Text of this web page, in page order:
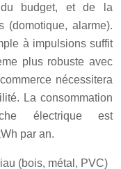
budget, et de la
(domotique, alarme).
à impulsions suffit
plus robuste avec
nécessitera
La consommation
électrique est
par an.
(bois, métal, PVC)